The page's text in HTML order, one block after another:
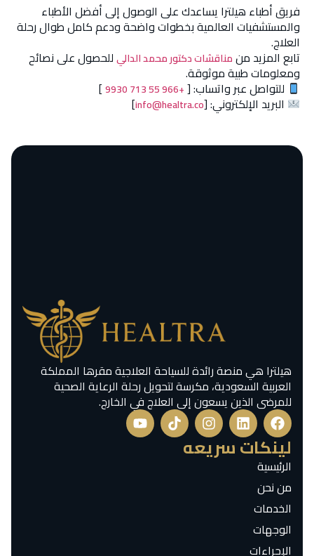
فريق أطباء هيلترا يساعدك على الوصول إلى أفضل الأطباء
والمستشفيات العالمية بخطوات واضحة ودعم كامل طوال رحلة
العلاج.
تابع المزيد منمناقشات دكتور محمد الداليللحصول على نصائح
ومعلومات طبية موثوقة.
للتواصل عبر واتساب: [+966 55 713 9930
]
البريد الإلكتروني: [info@healtra.co
]
هيلترا هي منصة رائدة للسياحة العلاجية مقرها المملكة
العربية السعودية، مكرسة لتحويل رحلة الرعاية الصحية
للمرضى الذين يسعون إلى العلاج في الخارج.
لينكات سريعه
الرئيسية
من نحن
الخدمات
الوجهات
الإجراءات